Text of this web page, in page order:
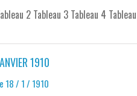
2 Tableau 3 Tableau 4
1910
18 / 1 / 1910